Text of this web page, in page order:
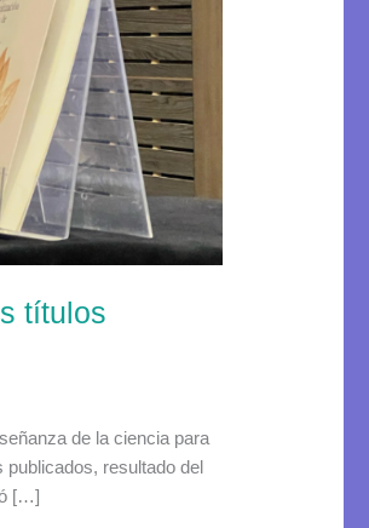
títulos
de la ciencia para
publicados, resultado del
[…]